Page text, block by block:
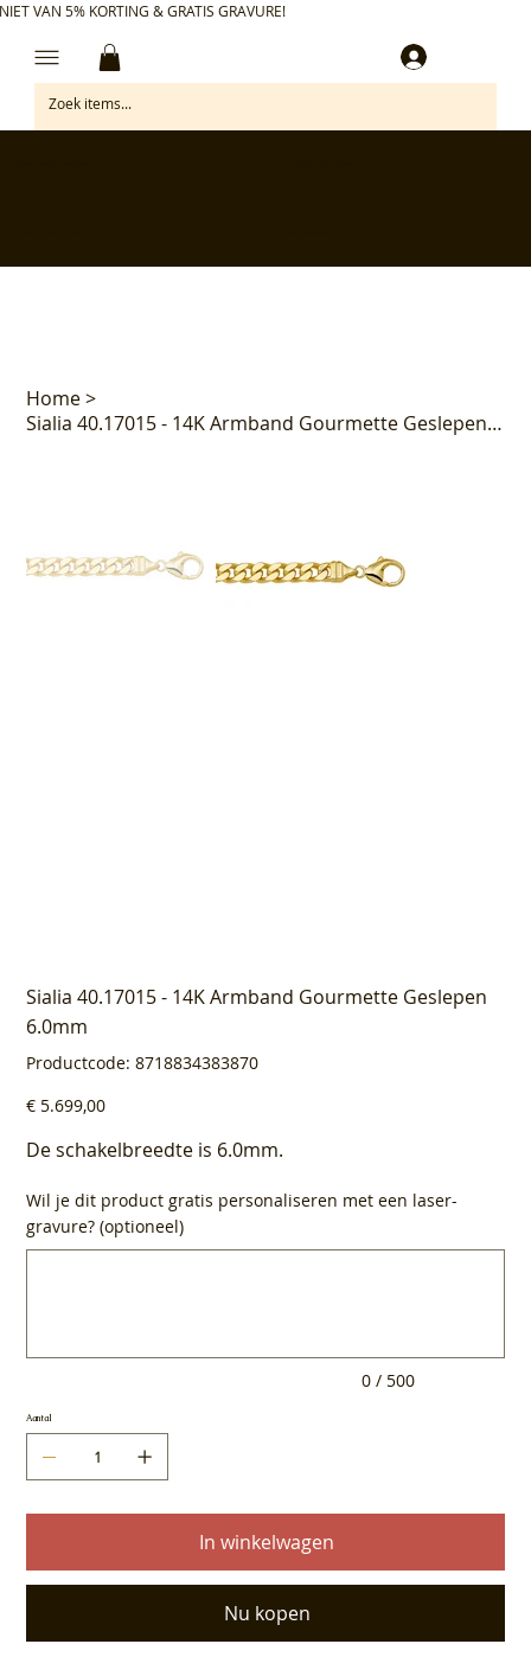
VAN 5% KORTING & GRATIS GRAVURE!
Home>
Sialia 40.17015 - 14K Armband Gourmette Geslepen 6.0mm
Sialia 40.17015 - 14K Armband Gourmette Geslepen
6.0mm
Productcode: Productcode
8718834383870
8718834383870
Prijs
€ 5.699,00
De schakelbreedte is 6.0mm.
Wil je dit product gratis personaliseren met een laser-
gravure? (optioneel)
0 / 500
Aantal
In winkelwagen
Nu kopen